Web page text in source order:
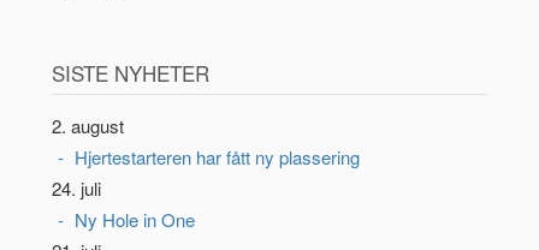
SISTE NYHETER
2. august
Hjertestarteren har fått ny plassering
24. juli
Ny Hole in One